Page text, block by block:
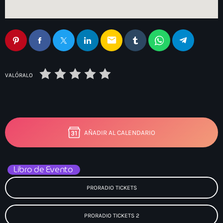
email
VALÓRALO
AÑADIR AL CALENDARIO
Libro de Evento
PRORADIO TICKETS
PRORADIO TICKETS 2